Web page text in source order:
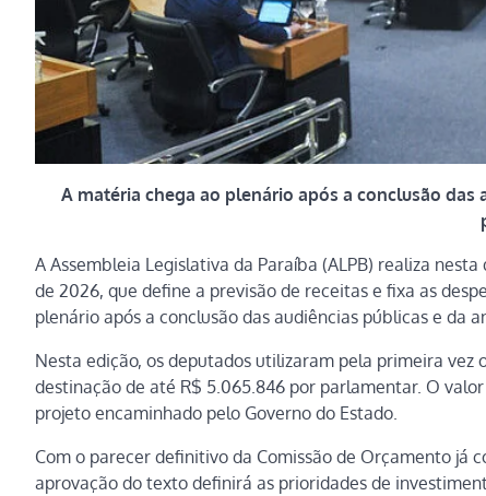
A matéria chega ao plenário após a conclusão
A Assembleia Legislativa da Paraíba (ALPB) realiza
de 2026, que define a previsão de receitas e fixa as
plenário após a conclusão das audiências públicas e da
Nesta edição, os deputados utilizaram pela primeira
destinação de até R$ 5.065.846 por parlamentar. O
projeto encaminhado pelo Governo do Estado.
Com o parecer definitivo da Comissão de Orçamento já
aprovação do texto definirá as prioridades de